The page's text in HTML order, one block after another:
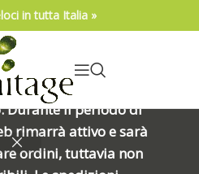
SI PREGA DI
7 agosto alle ore
per una meritata
alle ore 8:00 di
Durante il periodo di
rimarrà attivo e sarà
ordini, tuttavia non
in tutta Italia »
Visualizzazione di 233 risultati